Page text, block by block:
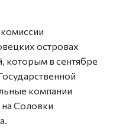
островах
которым в сентябре
компании
Соловки